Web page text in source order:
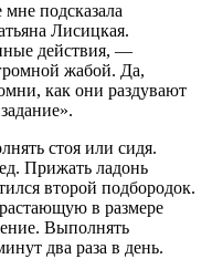
подсказала
Лисицкая.
действия, —
жабой. Да,
как они раздувают
стоя или сидя.
Прижать ладонь
второй подбородок.
в размере
Выполнять
два раза в день.